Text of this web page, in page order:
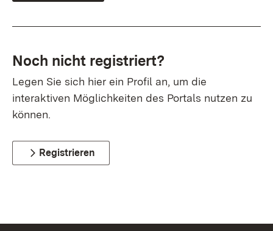
Noch nicht registriert?
Legen Sie sich hier ein Profil an, um die
interaktiven Möglichkeiten des Portals nutzen zu
können.
Registrieren